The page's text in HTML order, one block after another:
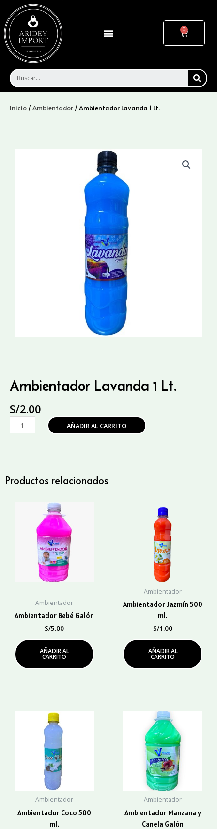
contenido
Menu Cart
Inicio / Ambientador / Ambientador Lavanda 1 Lt.
Ambientador Lavanda 1 Lt.
S/2.00
Ambientador
Lavanda
AÑADIR AL CARRITO
Productos relacionados
Ambientador
Ambientador Bebé Galón
S/5.00
AÑADIR AL
CARRITO
Ambientador
Ambientador Jazmín 500
ml.
S/1.00
AÑADIR AL
CARRITO
Ambientador
Ambientador Coco 500
ml.
Ambientador
Ambientador Manzana y
Canela Galón